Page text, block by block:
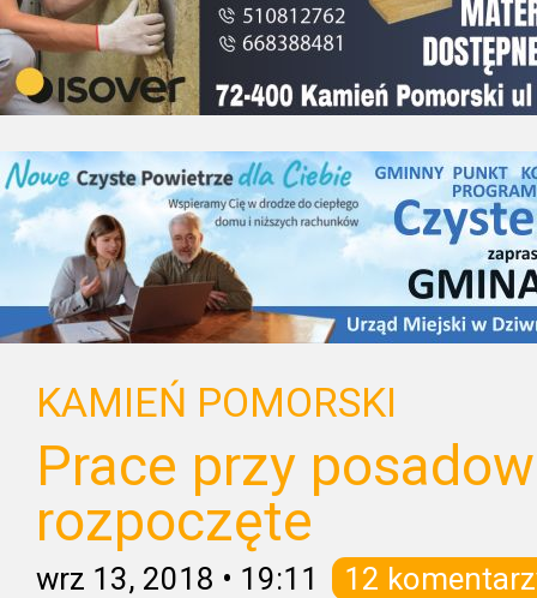
KAMIEŃ POMORSKI
Prace przy
rozpoczęte
wrz 13, 2018 • 19:11 12